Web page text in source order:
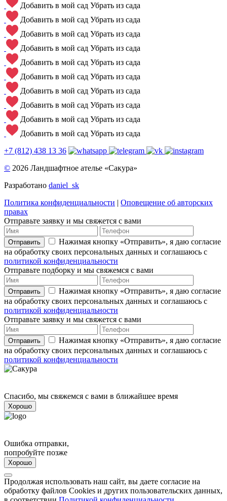
Добавить в мой сад Убрать из сада
Добавить в мой сад Убрать из сада
Добавить в мой сад Убрать из сада
Добавить в мой сад Убрать из сада
Добавить в мой сад Убрать из сада
Добавить в мой сад Убрать из сада
Добавить в мой сад Убрать из сада
Добавить в мой сад Убрать из сада
Добавить в мой сад Убрать из сада
Добавить в мой сад Убрать из сада
+7 (812) 438 13 36
© 2026 Ландшафтное ателье «Сакура»
Разработано daniel_sk
Политика конфиденциальности | Оповещение об авторских
правах
Отправьте заявку и мы свяжется с вами
Отправить
Нажимая кнопку «Отправить», я даю согласие
на обработку своих персональных данных и соглашаюсь с
политикой конфиденциальности
Отправьте подборку и мы свяжемся с вами
Отправить
Нажимая кнопку «Отправить», я даю согласие
на обработку своих персональных данных и соглашаюсь с
политикой конфиденциальности
Отправьте заявку и мы свяжется с вами
Отправить
Нажимая кнопку «Отправить», я даю согласие
на обработку своих персональных данных и соглашаюсь с
политикой конфиденциальности
Спасибо, мы свяжемся с вами в ближайшее время
Хорошо
Ошибка отправки,
попробуйте позже
Хорошо
Продолжая использовать наш сайт, вы даете согласие на
обработку файлов Cookies и других пользовательских данных,